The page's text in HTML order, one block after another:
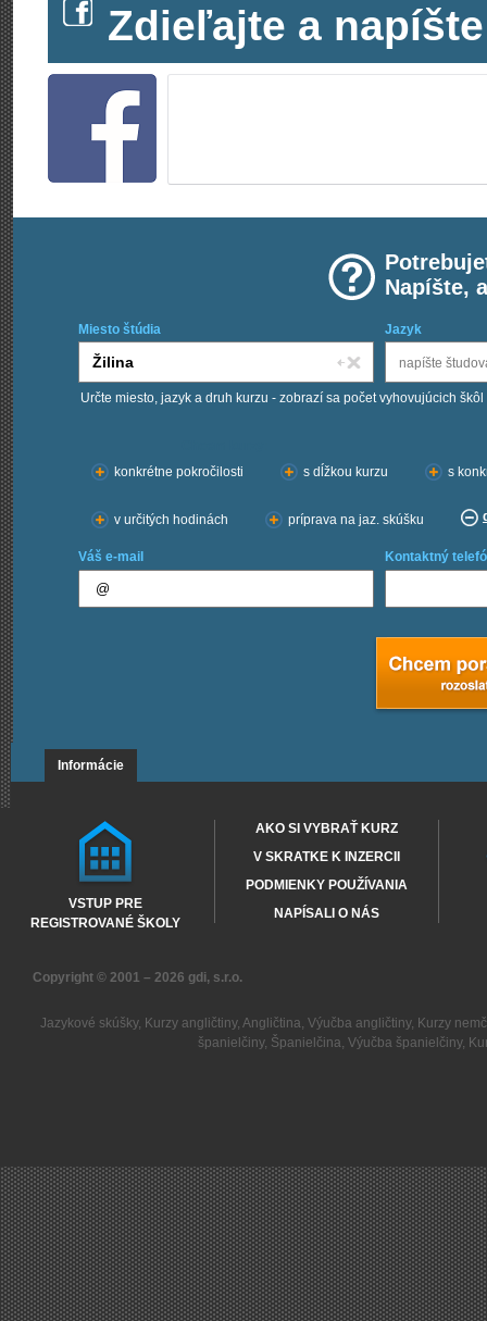
Zdieľajte a
Napíšte,
Miesto štúdia Jazyk
Určte miesto, jazyk a druh kurzu - zobrazí sa počet vyhovujúcich škôl
konkrétne pokročilosti
s dĺžkou kurzu s
v určitých hodinách príprava na jaz. skúšku
Váš e-mail Kontaktný
Informácie
VSTUP PRE
REGISTROVANÉ ŠKOLY
AKO SI VYBRAŤ KURZ
V SKRATKE K INZERCII
PODMIENKY POUŽÍVANIA
NAPÍSALI O NÁS
Copyright © 2001 – 2026 gdi, s.r.o.
Jazykové skúšky, Kurzy angličtiny, Angličtina, Výučba angličtiny, Kurzy
španielčiny, Španielčina, Výučba španielčiny,